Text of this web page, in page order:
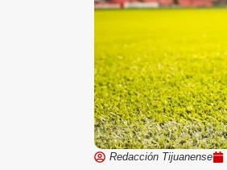
Redacción Tijuanense